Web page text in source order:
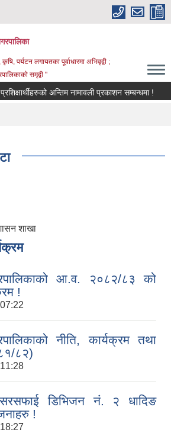
कृषि, पर्यटन लगायतका पूर्वाधारमा अभिवृद्वी ;
समृद्वी "
अन्तिम नामावली प्रकाशन सम्बन्धमा !
शाखा
आ.व. २०८२/८३ को
!
नीति, कार्यक्रम तथा
८२)
डिभिजन नं. २ धादिङ
!